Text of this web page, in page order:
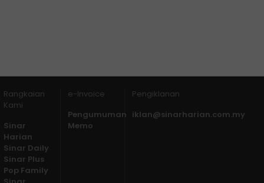
Rangkaian
Kami
Sinar
Harian
Sinar Daily
Sinar Plus
Pop Family
e-Invoice
Pengumuman
Memo
Pengiklanan
iklan@sinarharian.com.my